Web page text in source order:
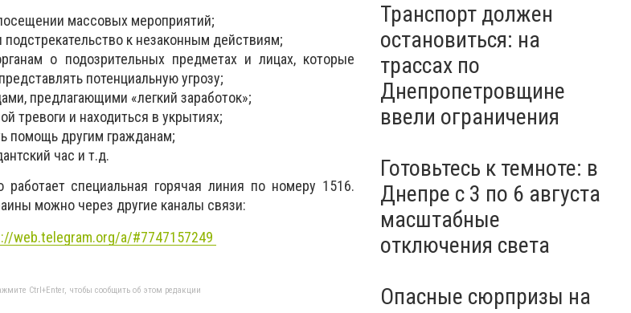
массовых мероприятий;
к незаконным действиям;
о подозрительных предметах и ​​лицах, которые
потенциальную угрозу;
предлагающими «легкий заработок»;
тревоги и находиться в укрытиях;
помощь другим гражданам;
час и т.д.
специальная горячая линия по номеру 1516.
можно через другие каналы связи:
web.telegram.org/a/#7747157249
Ctrl+Enter, чтобы сообщить об этом редакции
Транспорт должен
остановиться: на
трассах по
Днепропетровщине
ввели ограничения
Готовьтесь к темноте: в
Днепре с 3 по 6 августа
масштабные
отключения света
Опасные сюрпризы на